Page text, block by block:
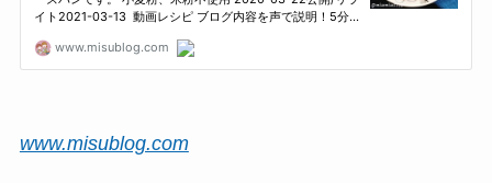
www.misublog.com